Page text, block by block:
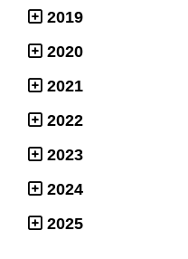
2019
2020
2021
2022
2023
2024
2025